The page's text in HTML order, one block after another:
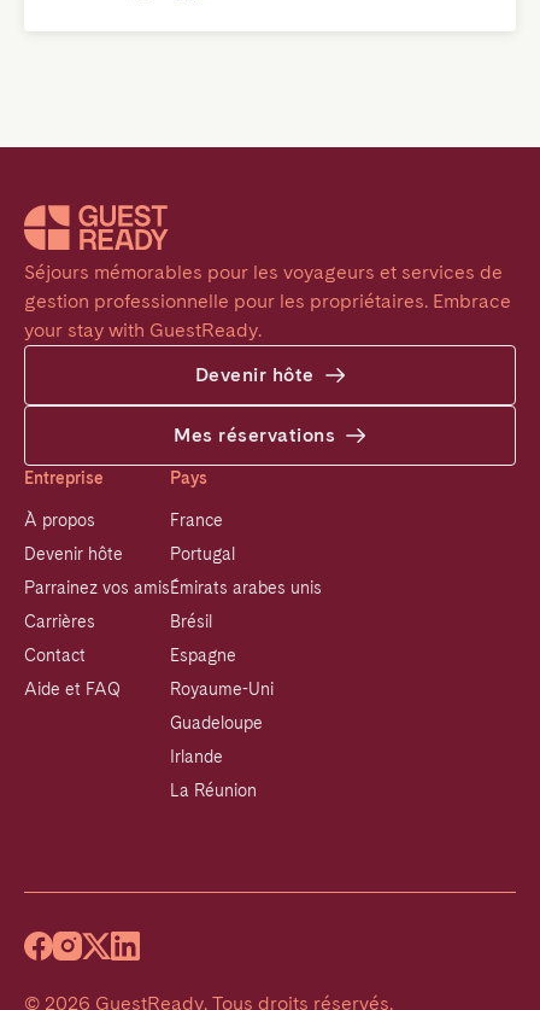
Séjours mémorables pour les voyageurs et services de
gestion professionnelle pour les propriétaires. Embrace
your stay with GuestReady.
Devenir hôte
Mes réservations
Entreprise
À propos
Devenir hôte
Parrainez vos amis
Carrières
Contact
Aide et FAQ
Pays
France
Portugal
Émirats arabes unis
Brésil
Espagne
Royaume-Uni
Guadeloupe
Irlande
La Réunion
© 2026 GuestReady. Tous droits réservés.